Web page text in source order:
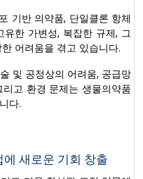
기반 의약품, 단일클론 항체
유한 가변성, 복잡한 규제, 그
어려움을 겪고 있습니다.
및 공정상의 어려움, 공급망
고 환경 문제는 생물의약품
다.
새로운 기회 창출